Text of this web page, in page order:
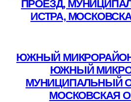
ПРОЕЗД,
ИСТРА,
ЮЖНЫЙ МИКРОРАЙОН
ЮЖНЫЙ
МУНИЦИПАЛЬНЫЙ
МОСКОВСКАЯ